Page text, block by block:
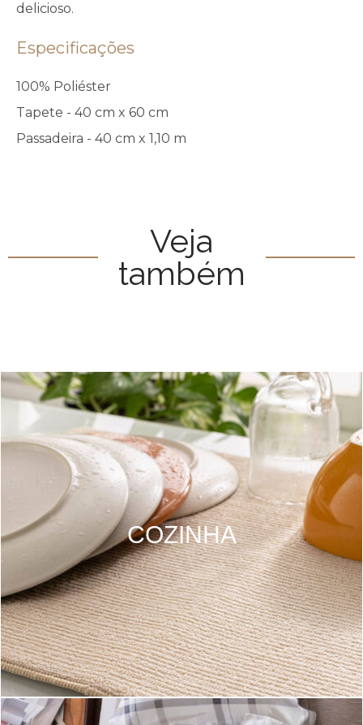
delicioso.
Especificações
100% Poliéster
Tapete - 40 cm x 60 cm
Passadeira - 40 cm x 1,10 m
Veja
também
COZINHA